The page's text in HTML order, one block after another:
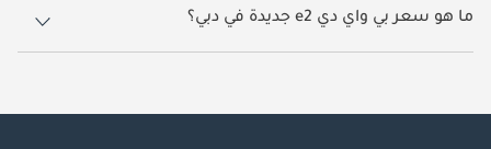
ما هو سعر بي واي دي e2 جديدة في دبي؟
يبدأ سعر سيارة بي واي دي e2 جديدة في دبي 53,500.